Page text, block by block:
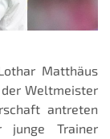
Matthäus
Weltmeister
antreten
junge Trainer